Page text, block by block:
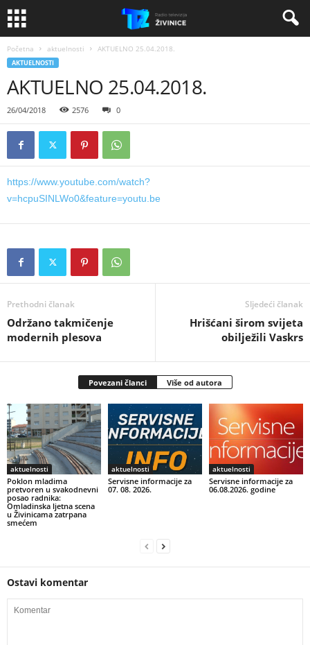
Početna aktuelnosti AKTUELNO 25.04.2018.
AKTUELNOSTI
AKTUELNO 25.04.2018.
26/04/2018 2576 0
https://www.youtube.com/watch?
v=hcpuSINLWo0&feature=youtu.be
Prethodni članak
Održano takmičenje
modernih plesova
Sljedeći članak
Hrišćani širom svijeta
obilježili Vaskrs
Povezani članci Više od autora
aktuelnosti
Poklon mladima
pretvoren u svakodnevni
posao radnika:
Omladinska ljetna scena
u Živinicama zatrpana
smećem
aktuelnosti
Servisne informacije za
07. 08. 2026.
aktuelnosti
Servisne informacije za
06.08.2026. godine
Ostavi komentar